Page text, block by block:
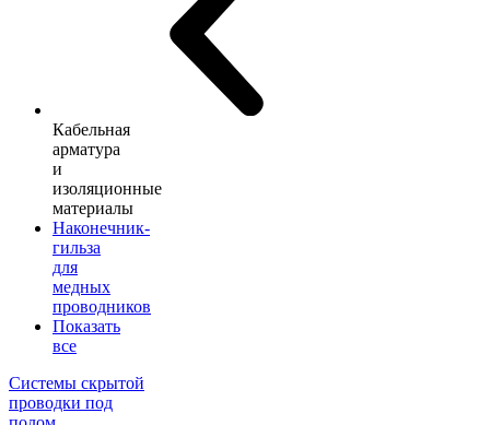
Кабельная
арматура
и
изоляционные
материалы
Наконечник-
гильза
для
медных
проводников
Показать
все
Системы скрытой
проводки под